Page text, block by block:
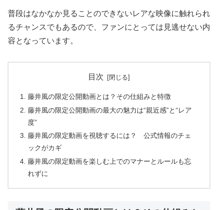
普段はなかなか見ることのできないレアな映像に触れられ
るチャンスでもあるので、ファンにとっては見逃せない内
容となっています。
目次
藤井風の限定公開動画とは？その仕組みと特徴
藤井風の限定公開動画の最大の魅力は“親近感”と“レア
度”
藤井風の限定動画を視聴するには？ 公式情報のチェ
ックがカギ
藤井風の限定動画を楽しむ上でのマナーとルールも忘
れずに